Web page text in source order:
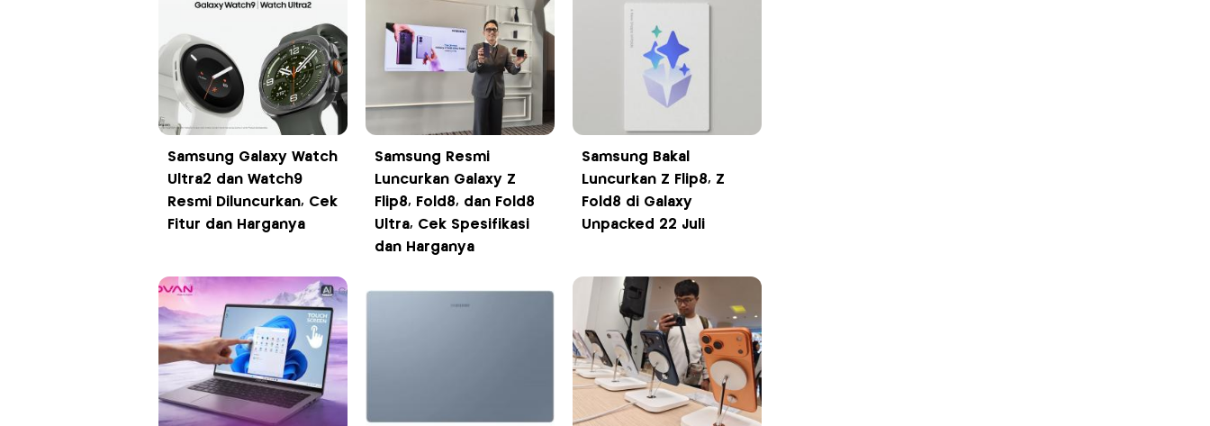
Samsung Galaxy Watch
Ultra2 dan Watch9
Resmi Diluncurkan, Cek
Fitur dan Harganya
Samsung Resmi
Luncurkan Galaxy Z
Flip8, Fold8, dan Fold8
Ultra, Cek Spesifikasi
dan Harganya
Samsung Bakal
Luncurkan Z Flip8, Z
Fold8 di Galaxy
Unpacked 22 Juli